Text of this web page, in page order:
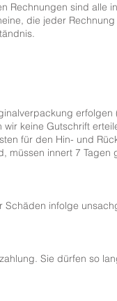
Rechnungen sind alle
die jeder
keine Gutschrift
für den Hin- und
innert 7
infolge
Sie dürfen so